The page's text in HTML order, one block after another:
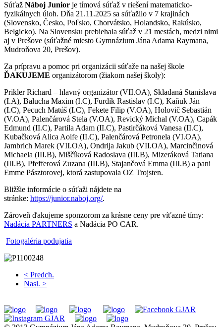
Súťaž Náboj Junior je tímová súťaž v riešení matematicko-
fyzikálnych úloh. Dňa 21.11.2025 sa súťažilo v 7 krajinách
(Slovensko, Česko, Poľsko, Chorvátsko, Holandsko, Rakúsko,
Belgicko). Na Slovensku prebiehala súťaž v 21 mestách, medzi nimi
aj v Prešove (súťažné miesto Gymnázium Jána Adama Raymana,
Mudroňova 20, Prešov).
Za prípravu a pomoc pri organizácii súťaže na našej škole
ĎAKUJEME organizátorom (žiakom našej školy):
Prikler Richard – hlavný organizátor (VII.OA), Skladaná Stanislava
(I.A), Balucha Maxim (I.C), Furdík Rastislav (I.C), Kaňuk Ján
(I.C), Pecuch Matúš (I.C), Fekete Filip (V.OA), Holovič Sebastián
(V.OA), Palenčárová Stela (V.OA), Revický Michal (V.OA), Capák
Edmund (II.C), Partila Adam (II.C), Pastirčáková Vanesa (II.C),
Kubačková Alica Aoife (II.C), Palenčárová Petronela (VI.OA),
Jambrich Marek (VII.OA), Ondrija Jakub (VII.OA), Marcinčinová
Michaela (III.B), Miščíková Radoslava (III.B), Mizeráková Tatiana
(III.B), Pfefferová Zuzana (III.B), Stajančová Emma (III.B) a pani
Emme Pásztorovej, ktorá zastupovala OZ Trojsten.
Bližšie informácie o súťaži nájdete na
stránke: https://junior.naboj.org/.
Zároveň ďakujeme sponzorom za krásne ceny pre víťazné tímy:
Nadácia PARTNERS a Nadácia PO CAR.
Fotogaléria podujatia
< Predch.
Nasl. >